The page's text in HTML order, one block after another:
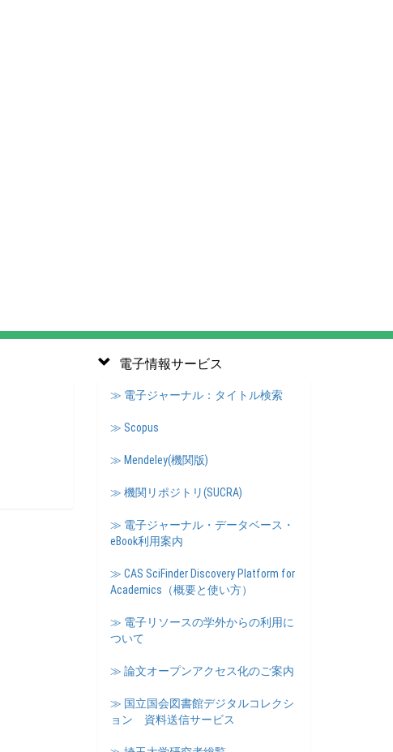
電子情報サービス
≫ 電子ジャーナル：タイトル検索
≫ Scopus
≫ Mendeley(機関版)
≫ 機関リポジトリ(SUCRA)
≫ 電子ジャーナル・データベース・
eBook利用案内
≫ CAS SciFinder Discovery Platform for
Academics（概要と使い方）
≫ 電子リソースの学外からの利用に
ついて
≫ 論文オープンアクセス化のご案内
≫ 国立国会図書館デジタルコレクシ
ョン 資料送信サービス